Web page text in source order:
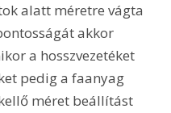
alatt méretre vágta
akkor
a hosszvezetéket
pedig a faanyag
méret beállítást